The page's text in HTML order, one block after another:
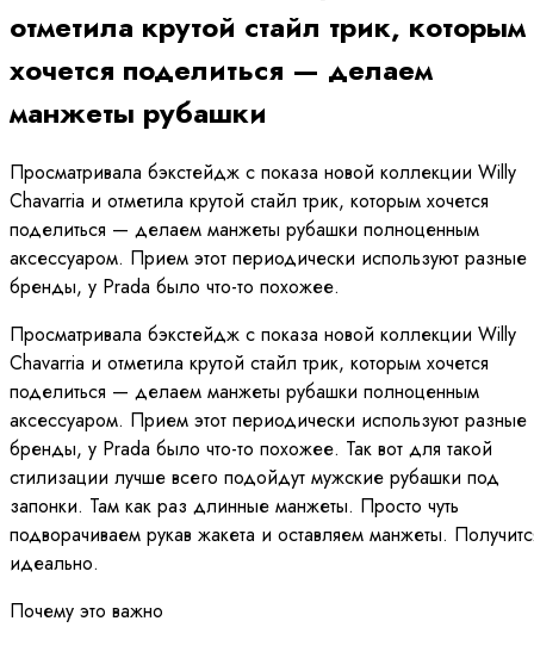
отметила крутой стайл трик, которым
хочется поделиться — делаем
манжеты рубашки
Просматривала бэкстейдж с показа новой коллекции Willy
Chavarria и отметила крутой стайл трик, которым хочется
поделиться — делаем манжеты рубашки полноценным
аксессуаром. Прием этот периодически используют разные
бренды, у Prada было что-то похожее.
Просматривала бэкстейдж с показа новой коллекции Willy
Chavarria и отметила крутой стайл трик, которым хочется
поделиться — делаем манжеты рубашки полноценным
аксессуаром. Прием этот периодически используют разные
бренды, у Prada было что-то похожее. Так вот для такой
стилизации лучше всего подойдут мужские рубашки под
запонки. Там как раз длинные манжеты. Просто чуть
подворачиваем рукав жакета и оставляем манжеты.
идеально.
Почему это важно